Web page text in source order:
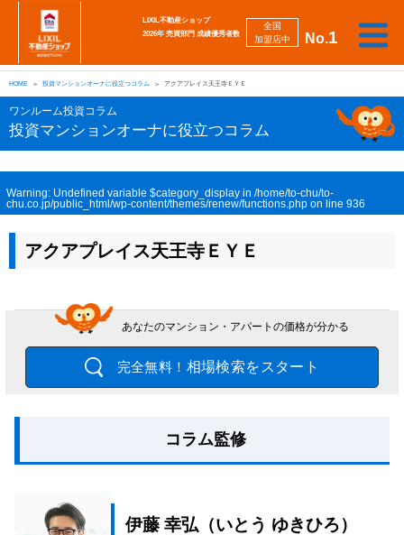
No.1
全国
加盟店中
LIXIL不動産ショップ
2026年 売買部門 成績優秀者数
売
り
た
い
買
い
た
い
相
談
し
た
い
勉
強
し
た
い
強
み
会
社
案
採
用
情
査定
HOME 投資マンションオーナに役立つコラム アクアプレイス天王寺ＥＹＥ
ワンルーム投資コラム
投資マンションオーナに役立つコラム
Warning: Undefined variable $category_display in /home/to-chu/to-
chu.co.jp/public_html/wp-content/themes/renew/functions.php on line 936
アクアプレイス天王寺ＥＹＥ
あなたのマンション・アパートの価格が分かる
完全無料！ 相場検索をスタート
コラム監修
伊藤 幸弘（いとう ゆきひろ）